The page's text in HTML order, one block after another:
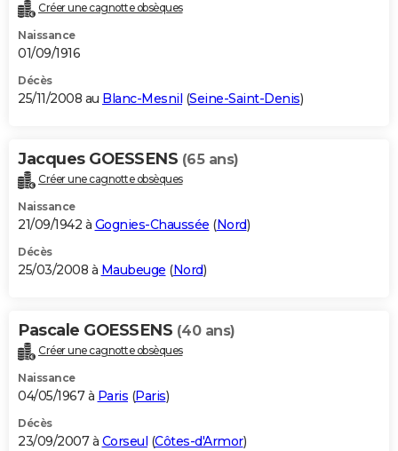
Créer une cagnotte obsèques
Naissance
01/09/1916
Décès
25/11/2008 au Blanc-Mesnil (Seine-Saint-Denis)
Jacques GOESSENS (65 ans)
Créer une cagnotte obsèques
Naissance
21/09/1942 à Gognies-Chaussée (Nord)
Décès
25/03/2008 à Maubeuge (Nord)
Pascale GOESSENS (40 ans)
Créer une cagnotte obsèques
Naissance
04/05/1967 à Paris (Paris)
Décès
23/09/2007 à Corseul (Côtes-d'Armor)